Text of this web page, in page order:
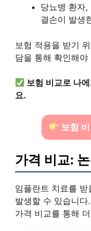
당뇨병 환자
결손이 발생
보험 적용을 받기
담을 통해 확인해야
보험 비교로 나
요.
보험
가격 비교:
임플란트 치료를
발생할 수 있습니
가격 비교를 통해